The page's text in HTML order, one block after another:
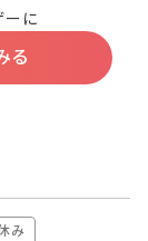
ーに
る
み